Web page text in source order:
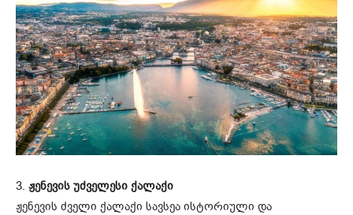
3. ჟენევის უძველესი ქალაქი
ჟენევის ძველი ქალაქი სავსეა ისტორიული და